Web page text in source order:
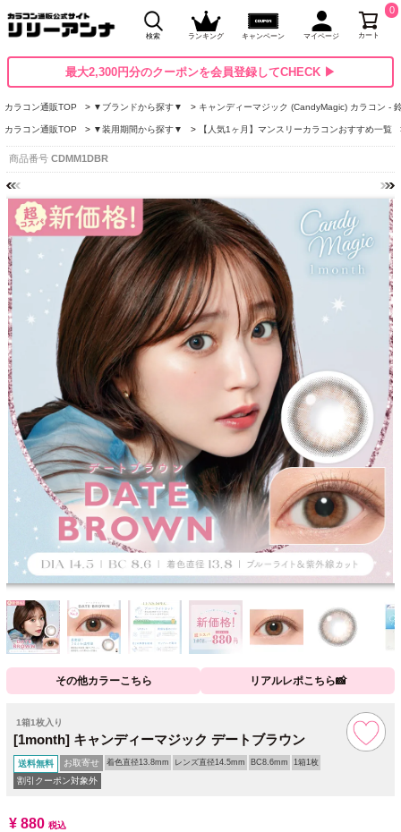
検索 ランキング キャンペーン マイページ カート
0
最大2,300円分のクーポンを会員登録してCHECK ▶
カラコン通販TOP ▼ブランドから探す▼ キャンディーマジック (CandyMagic) カラコン -
カラコン通販TOP ▼装用期間から探す▼ 【人気1ヶ月】マンスリーカラコンおすすめ一覧
商品番号 CDMM1DBR
その他カラーこちら リアルレポこちら📸
1箱1枚入り
[1month] キャンディーマジック デートブラウン
送料無料 お取寄せ 着色直径13.8mm レンズ直径14.5mm BC8.6mm 1箱1枚
割引クーポン対象外
¥ 880 税込